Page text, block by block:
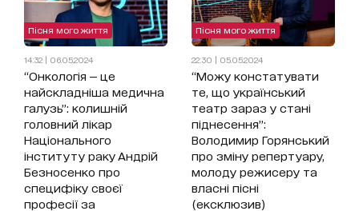
Пісня мого життя
14:32 | 06.05.2024
“Онкологія — це
найскладніша медична
галузь”: колишній
головний лікар
Національного
інституту раку Андрій
Безносенко про
специфіку своєї
професії за
Пісня мого життя
22:30 | 05.05.2024
“Можу констатувати
те, що український
театр зараз у стані
піднесення”:
Володимир Горянський
про зміну репертуару,
молоду режисеру та
власні пісні
(ексклюзив)